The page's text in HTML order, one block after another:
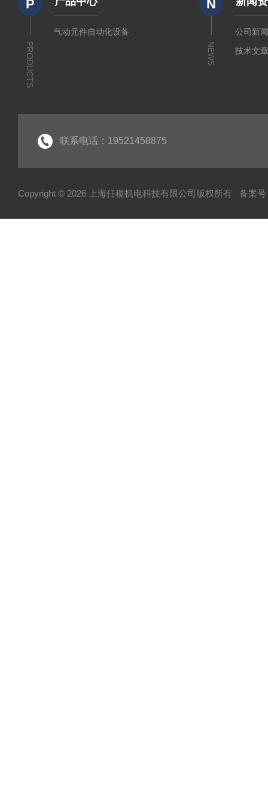
P
PRODUCTS
气动元件自动化设备
N
NEWS
公司新
技术文
联系电话：19521458875
Copyright © 2026 上海任稷机电科技有限公司版权所有 备案号